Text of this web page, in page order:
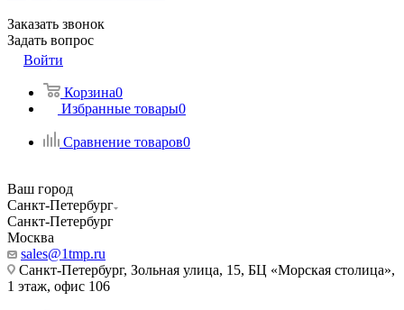
Заказать звонок
Задать вопрос
Войти
Корзина0
Избранные товары0
Сравнение товаров0
Ваш город
Санкт-Петербург
Санкт-Петербург
Москва
sales@1tmp.ru
Санкт-Петербург, Зольная улица, 15, БЦ «Морская столица»,
1 этаж, офис 106